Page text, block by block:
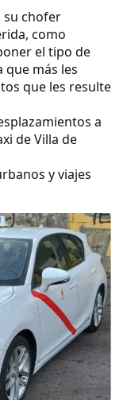
su chofer
como
el tipo de
más les
que les resulte
a
de Villa de
y viajes